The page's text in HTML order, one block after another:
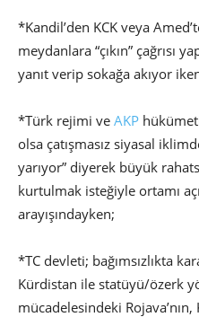
*Kandil’den KCK veya
meydanlara “çıkın” çağrısı
yanıt verip sokağa akıyor
*Türk rejimi ve AKP
olsa çatışmasız siyasal
yarıyor” diyerek büyük
kurtulmak isteğiyle ortamı
arayışındayken;
*TC devleti; bağımsızlıkta
Kürdistan ile statüyü/özerk
mücadelesindeki